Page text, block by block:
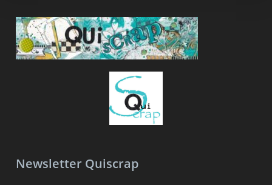
Newsletter Quiscrap